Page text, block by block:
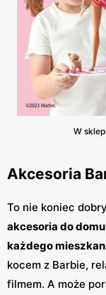
W
Akcesoria
To nie koniec
akcesoria do
każdego
kocem z Barbie,
filmem. A może